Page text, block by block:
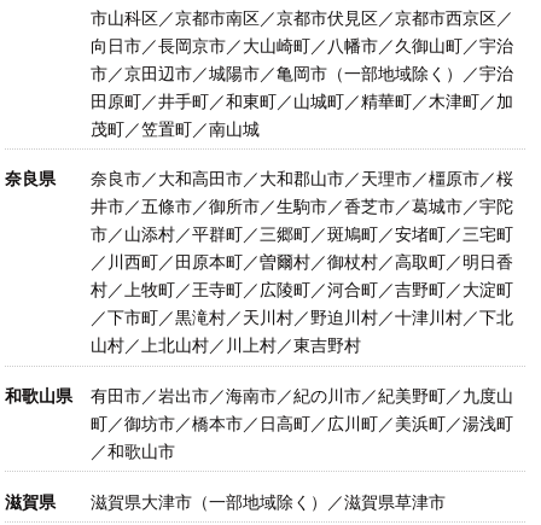
市山科区／京都市南区／京都市伏見区／京都市西京区／
向日市／長岡京市／大山崎町／八幡市／久御山町／宇治
市／京田辺市／城陽市／亀岡市（一部地域除く）／宇治
田原町／井手町／和東町／山城町／精華町／木津町／加
茂町／笠置町／南山城
奈良県
奈良市／大和高田市／大和郡山市／天理市／橿原市／桜
井市／五條市／御所市／生駒市／香芝市／葛城市／宇陀
市／山添村／平群町／三郷町／斑鳩町／安堵町／三宅町
／川西町／田原本町／曽爾村／御杖村／高取町／明日香
村／上牧町／王寺町／広陵町／河合町／吉野町／大淀町
／下市町／黒滝村／天川村／野迫川村／十津川村／下北
山村／上北山村／川上村／東吉野村
和歌山県
有田市／岩出市／海南市／紀の川市／紀美野町／九度山
町／御坊市／橋本市／日高町／広川町／美浜町／湯浅町
／和歌山市
滋賀県 滋賀県大津市（一部地域除く）／滋賀県草津市